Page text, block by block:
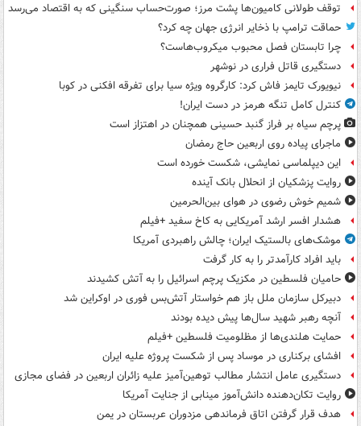
توقف طولانی کامیون‌ها پشت مرز؛ صورت‌حساب سنگینی که به اقتصاد می‌رسد
حماقت ترامپ با ذخایر انرژی جهان چه کرد؟
چرا تابستان فصل محبوب میکروب‌هاست؟
دستگیری قاتل فراری در نوشهر
نیویورک تایمز فاش کرد: کارگروه ویژه سیا برای تفرقه افکنی در کوبا
کنترل کامل تنگه هرمز در دست ایران!
پرچم سیاه بر فراز گنبد حسینی همچنان در اهتزاز است
ماجرای پیاده روی اربعین حاج رمضان
این دیپلماسی نمایشی، شکست خورده است
روایت پزشکیان از انحلال بانک آینده
شمیم خوش رضوی در هوای بین‌الحرمین
هشدار افسر ارشد آمریکایی به کاخ سفید +فیلم
موشک‌های بالستیک ایران؛ چالش راهبردی آمریکا
باید افراد کارآمدتر را به کار گرفت
حامیان فلسطین در مکزیک پرچم اسرائیل را به آتش کشیدند
دبیرکل سازمان ملل باز هم خواستار آتش‌بس فوری در اوکراین شد
آنچه رهبر شهید سال‌ها پیش دیده بودند
حمایت هلندی‌ها از مظلومیت فلسطین +فیلم
افشای برکناری در موساد پس از شکست پروژه علیه ایران
دستگیری عامل انتشار مطالب توهین‌آمیز علیه زائران اربعین در فضای مجازی
روایت تکان‌دهنده دانش‌آموز مینابی از جنایت آمریکا
هدف قرار گرفتن اتاق‌ فرماندهی مزدوران عربستان در یمن